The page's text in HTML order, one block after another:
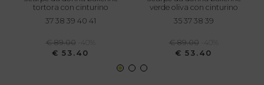
annunci, per fornire funzionalità dei social media e per
analizzare il nostro traffico. Condividiamo inoltre
nostri partner che si occupano di analisi dei dati web,
tortora con cinturino
37 38 39 40 41
€ 89.00
-40%
€ 53.40
verde oliva con cinturino
35 37 38 39
€ 89.00
-40%
€ 53.40